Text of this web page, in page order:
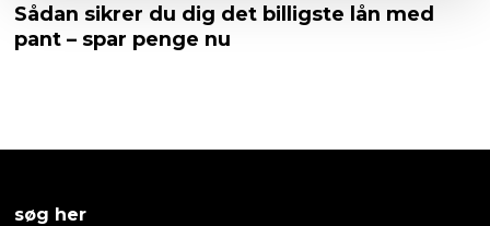
Sådan sikrer du dig det billigste lån med
pant – spar penge nu
søg her